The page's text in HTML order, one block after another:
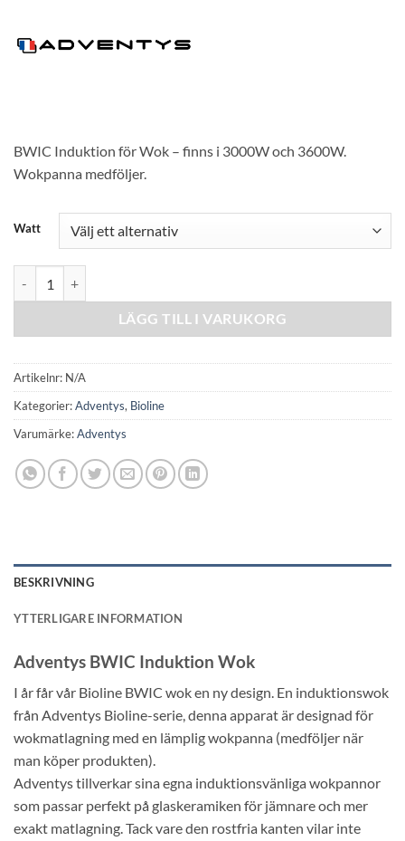
BWIC Induktion för Wok – finns i 3000W och 3600W.
Wokpanna medföljer.
Watt
LÄGG TILL I VARUKORG
Artikelnr: N/A
Kategorier:Adventys, Bioline
Varumärke:Adventys
BESKRIVNING
YTTERLIGARE INFORMATION
Adventys BWIC Induktion Wok
I år får vår Bioline BWIC wok en ny design. En induktionswok
från Adventys Bioline-serie, denna apparat är designad för
wokmatlagning med en lämplig wokpanna (medföljer när
man köper produkten).
Adventys tillverkar sina egna induktionsvänliga wokpannor
som passar perfekt på glaskeramiken för jämnare och mer
exakt matlagning. Tack vare den rostfria kanten vilar inte